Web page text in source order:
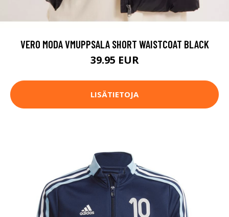
VERO MODA VMUPPSALA SHORT WAISTCOAT BLACK
39.95 EUR
LISÄTIETOJA